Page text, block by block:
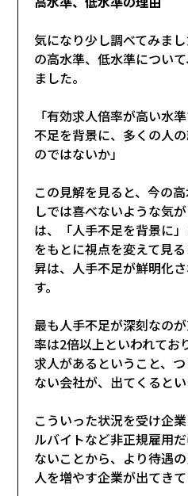
気になり少し調べてみま
の高水準、低水準につい
ました。
「有効求人倍率が高い水
不足を背景に、多くの人
のではないか」
この見解を見ると、今の
しでは喜べないような気
は、「人手不足を背景に
をもとに視点を変えて見
昇は、人手不足が鮮明化
す。
最も人手不足が深刻なの
率は2倍以上といわれてお
求人があるということ、
ない会社が、出てくるとい
こういった状況を受け企
ルバイトなど非正規雇用
ないことから、より待遇
人を増やす企業が出てきて